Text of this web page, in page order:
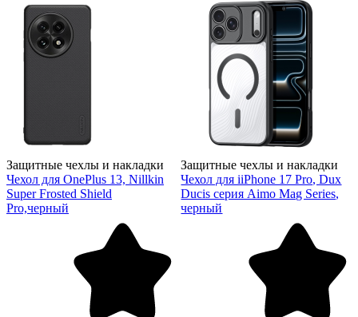
Защитные чехлы и накладки
Чехол для OnePlus 13, Nillkin
Super Frosted Shield
Pro,черный
Защитные чехлы и накладки
Чехол для iiPhone 17 Pro, Dux
Ducis серия Aimo Mag Series,
черный